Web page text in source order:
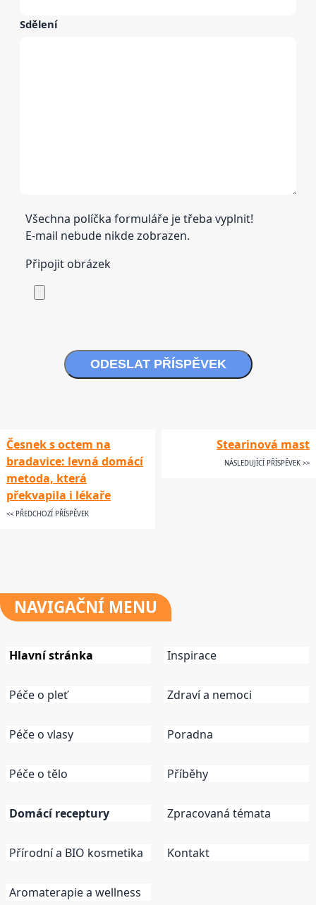
Sdělení
Všechna políčka formuláře je třeba vyplnit!
E-mail nebude nikde zobrazen.
Připojit obrázek
ODESLAT PŘÍSPĚVEK
Česnek s octem na
bradavice: levná domácí
metoda, která
překvapila i lékaře
<< PŘEDCHOZÍ PŘÍSPĚVEK
Stearinová mast
NÁSLEDUJÍCÍ PŘÍSPĚVEK >>
NAVIGAČNÍ MENU
Hlavní stránka
Péče o pleť
Péče o vlasy
Péče o tělo
Domácí receptury
Přírodní a BIO kosmetika
Aromaterapie a wellness
Inspirace
Zdraví a nemoci
Poradna
Příběhy
Zpracovaná témata
Kontakt